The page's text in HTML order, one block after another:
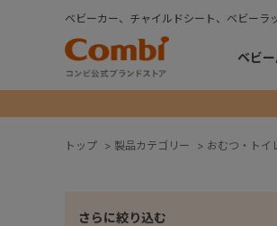
ベビーカー、チャイルドシート、ベビーラ
ベビ
トップ > 製品カテゴリー > おむつ・トイ
さらに絞り込む